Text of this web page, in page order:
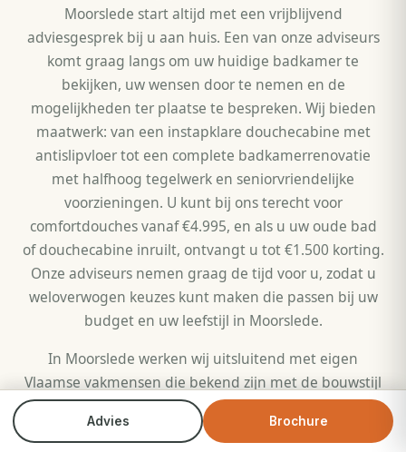
Advies Brochure
Moorslede start altijd met een vrijblijvend
adviesgesprek bij u aan huis. Een van onze adviseurs
komt graag langs om uw huidige badkamer te
bekijken, uw wensen door te nemen en de
mogelijkheden ter plaatse te bespreken. Wij bieden
maatwerk: van een instapklare douchecabine met
antislipvloer tot een complete badkamerrenovatie
met halfhoog tegelwerk en seniorvriendelijke
voorzieningen. U kunt bij ons terecht voor
comfortdouches vanaf €4.995, en als u uw oude bad
of douchecabine inruilt, ontvangt u tot €1.500 korting.
Onze adviseurs nemen graag de tijd voor u, zodat u
weloverwogen keuzes kunt maken die passen bij uw
budget en uw leefstijl in Moorslede.
In Moorslede werken wij uitsluitend met eigen
Vlaamse vakmensen die bekend zijn met de bouwstijl
en typische badkamerindelingen in West-Vlaanderen.
Of het nu gaat om een renovatie in een klassieke
Bel direct Brochure